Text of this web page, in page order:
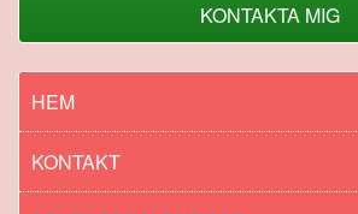
KONTAKTA MIG
HEM
KONTAKT